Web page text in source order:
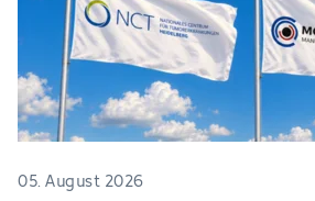
05. August 2026